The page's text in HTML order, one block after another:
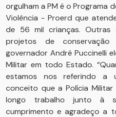
orgulham a PM é o Programa
Violência - Proerd que
de 56 mil crianças. Outras
projetos de
governador André Puccinelli
Militar em todo Estado.
estamos nos referindo a
conceito que a Polícia
longo trabalho junto à
cumprimento e agradeço a